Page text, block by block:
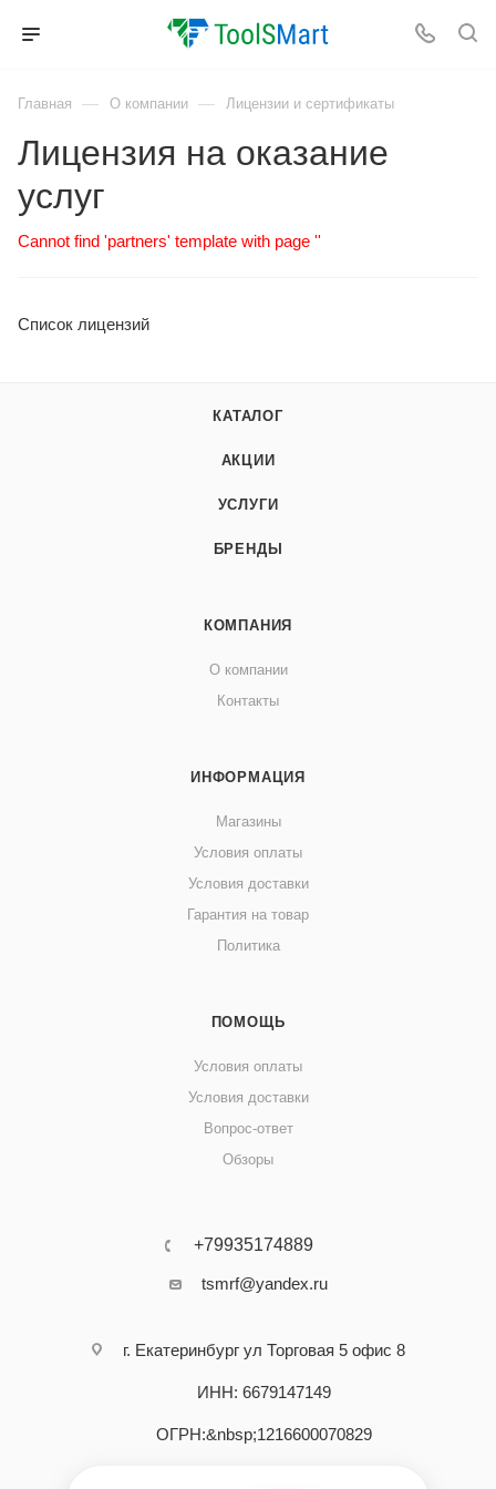
Главная — О компании — Лицензии и сертификаты
Лицензия на оказание
услуг
Cannot find 'partners' template with page ''
Список лицензий
КАТАЛОГ
АКЦИИ
УСЛУГИ
БРЕНДЫ
КОМПАНИЯ
О компании
Контакты
ИНФОРМАЦИЯ
Магазины
Условия оплаты
Условия доставки
Гарантия на товар
Политика
ПОМОЩЬ
Условия оплаты
Условия доставки
Вопрос-ответ
Обзоры
+79935174889
tsmrf@yandex.ru
г. Екатеринбург ул Торговая 5 офис 8
ИНН: 6679147149
ОГРН:&nbsp;1216600070829